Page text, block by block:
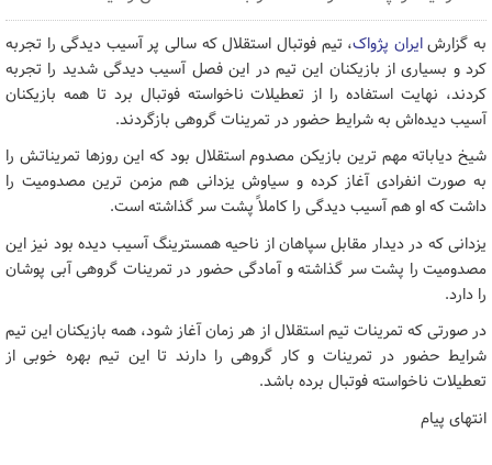
به گزارشایران پژواک، تیم فوتبال استقلال که سالی پر آسیب دیدگی را تجربه
کرد و بسیاری از بازیکنان این تیم در این فصل آسیب دیدگی شدید را تجربه
کردند، نهایت استفاده را از تعطیلات ناخواسته فوتبال برد تا همه بازیکنان
آسیب دیده‌اش به شرایط حضور در تمرینات گروهی بازگردند.
شیخ دیاباته مهم ترین بازیکن مصدوم استقلال بود که این روزها تمریناتش را
به صورت انفرادی آغاز کرده و سیاوش یزدانی هم مزمن ترین مصدومیت را
داشت که او هم آسیب دیدگی را کاملاً پشت سر گذاشته است.
یزدانی که در دیدار مقابل سپاهان از ناحیه همسترینگ آسیب دیده بود نیز این
مصدومیت را پشت سر گذاشته و آمادگی حضور در تمرینات گروهی آبی پوشان
را دارد.
در صورتی که تمرینات تیم استقلال از هر زمان آغاز شود، همه بازیکنان این تیم
شرایط حضور در تمرینات و کار گروهی را دارند تا این تیم بهره خوبی از
تعطیلات ناخواسته فوتبال برده باشد.
انتهای پیام